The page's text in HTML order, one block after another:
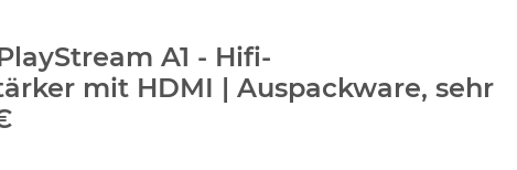
A1 - Hifi-
mit HDMI | Auspackware, sehr